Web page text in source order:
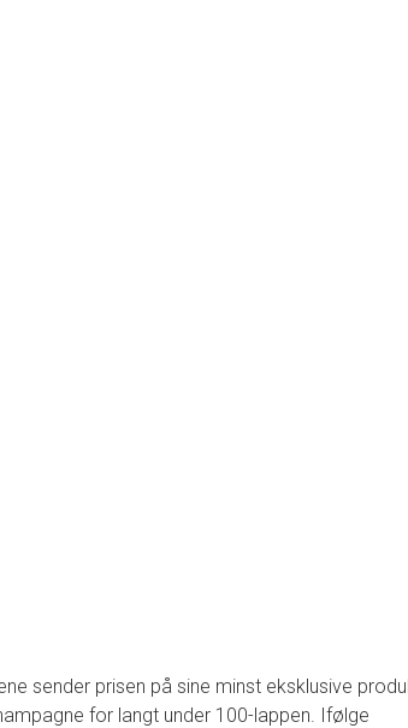
sender prisen på sine minst eksklusive
for langt under 100-lappen. Ifølge